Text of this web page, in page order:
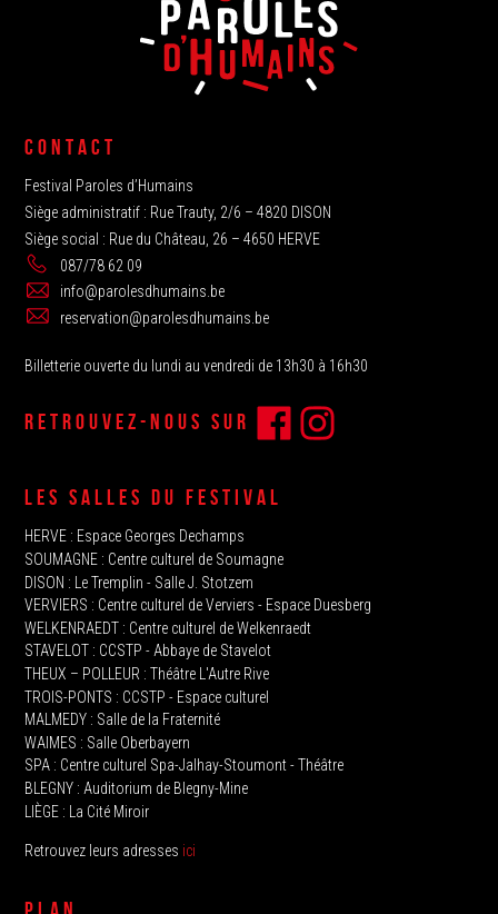
CONTACT
Festival Paroles d’Humains
Siège administratif : Rue Trauty, 2/6 – 4820 DISON
Siège social : Rue du Château, 26 – 4650 HERVE
087/78 62 09
info@parolesdhumains.be
reservation@parolesdhumains.be
Billetterie ouverte du lundi au vendredi de 13h30 à 16h30
RETROUVEZ-NOUS SUR
LES SALLES DU FESTIVAL
HERVE‭ : Espace Georges Dechamps
SOUMAGNE‬ : Centre culturel de Soumagne
DISON : Le Tremplin‭ - Salle J. Stotzem‭
VERVIERS : Centre culturel de Verviers - Espace Duesberg
WELKENRAEDT : Centre culturel de Welkenraedt
STAVELOT‭ : CCSTP - Abbaye de Stavelot
THEUX‭ – POLLEUR : Théâtre L'Autre Rive
TROIS-PONTS : CCSTP - Espace culturel
MALMEDY : ‬Salle de la Fraternité
WAIMES : Salle Oberbayern
SPA : Centre culturel Spa-Jalhay-Stoumont - Théâtre
BLEGNY : Auditorium de Blegny-Mine
LIÈGE : La Cité Miroir
Retrouvez leurs adresses ici